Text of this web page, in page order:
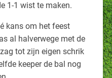
1-1 wist te maken.
kans om het feest
al halverwege met de
tot zijn eigen schrik
keeper de bal nog